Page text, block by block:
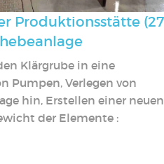
Produktionsstätte (27
Klärgrube in eine
Pumpen, Verlegen von
hin, Erstellen einer neuen
der Elemente :